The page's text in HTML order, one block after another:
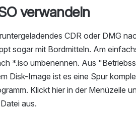
verwandeln
CDR oder DMG
sogar mit Bordmitteln. Am
*.iso umbenennen. Aus
Disk-Image ist es eine Spur
Klickt hier in der Menüzeile
aus.